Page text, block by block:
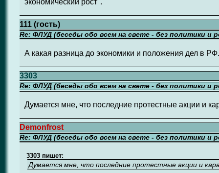
экономический рост".
111 (гость)
Re: ФЛУД (беседы обо всем на свете - без политики и
А какая разница до экономики и положения дел в
3303
Re: ФЛУД (беседы обо всем на свете - без политики и
Думается мне, что последние протестные акции и
Demonfrost
Re: ФЛУД (беседы обо всем на свете - без политики и
3303 пишет:
Думается мне, что последние протестные акции и